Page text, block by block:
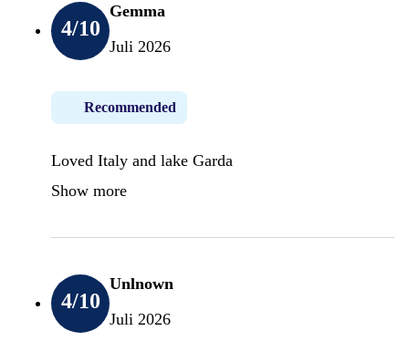
4/10
Gemma
Juli 2026
Recommended
Loved Italy and lake Garda
Show more
4/10
Unlnown
Juli 2026